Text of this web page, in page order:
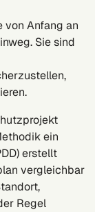
von Anfang an
Sie sind
ein
erstellt
vergleichbar
Regel